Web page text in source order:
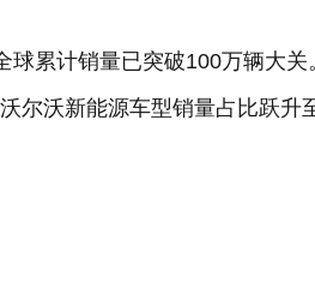
累计销量已突破100万辆大
尔沃新能源车型销量占比跃升